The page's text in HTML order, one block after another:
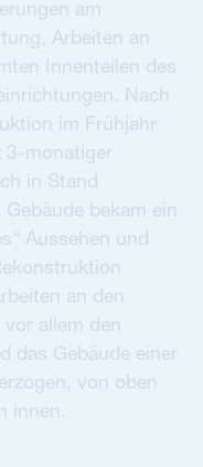
am
Arbeiten an
Innenteilen des
Nach
im Frühjahr
3-monatiger
in Stand
bekam ein
Aussehen und
an den
vor allem den
das Gebäude einer
von oben
innen.